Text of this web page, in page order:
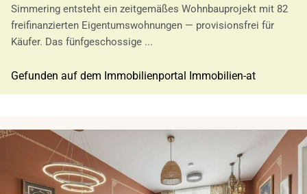
Simmering entsteht ein zeitgemäßes Wohnbauprojekt mit 82
freifinanzierten Eigentumswohnungen — provisionsfrei für
Käufer. Das fünfgeschossige ...
Gefunden auf dem Immobilienportal Immobilien-at